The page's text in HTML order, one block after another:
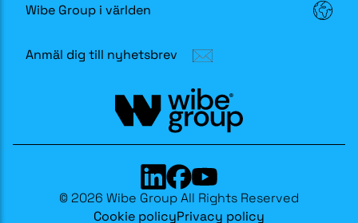
Wibe Group i världen
Anmäl dig till nyhetsbrev
© 2026 Wibe Group All Rights Reserved
Cookie policyPrivacy policy